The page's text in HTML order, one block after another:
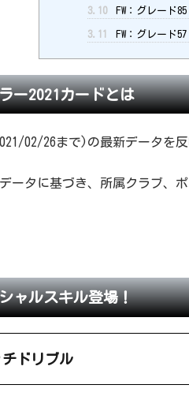
3.10 FW：グレード
3.11 FW：グレード
ー2021カードとは
02/26まで)の最新データを
ータに基づき、所属クラブ、
ャルスキル登場！
ドリブル